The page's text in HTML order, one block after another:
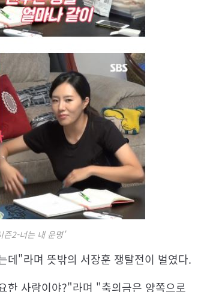
2-너는 내 운명'
데"라며 뜻밖의 서장훈 쟁탈전이 벌였다.
한 사람이야?"라며 "축의금은 양쪽으로